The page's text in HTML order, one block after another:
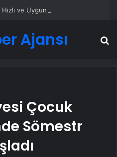
Ajansı
Çocuk
Sömestr